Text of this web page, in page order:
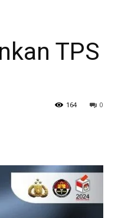
TPS
0
164